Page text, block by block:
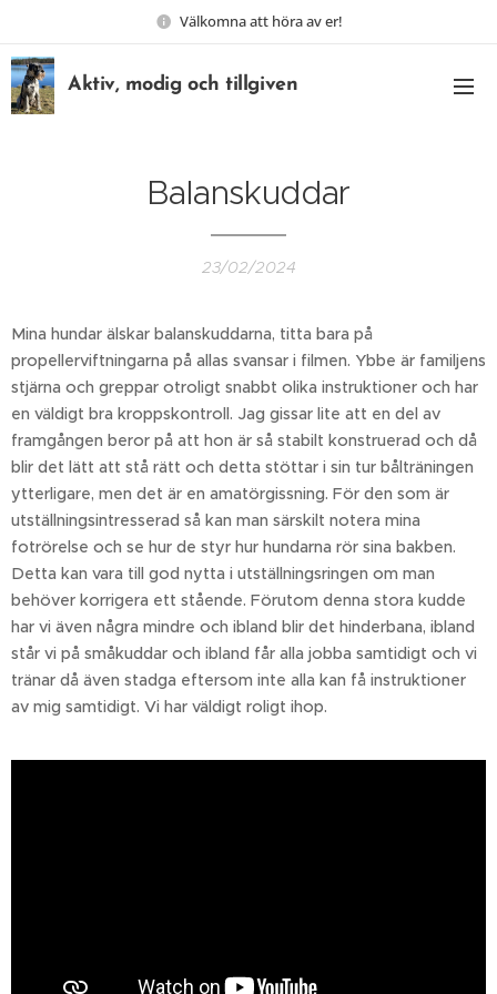
Välkomna att höra av er!
Aktiv, modig och tillgiven
Balanskuddar
23/02/2024
Mina hundar älskar balanskuddarna, titta bara på
propellerviftningarna på allas svansar i filmen. Ybbe är familjens
stjärna och greppar otroligt snabbt olika instruktioner och har
en väldigt bra kroppskontroll. Jag gissar lite att en del av
framgången beror på att hon är så stabilt konstruerad och då
blir det lätt att stå rätt och detta stöttar i sin tur bålträningen
ytterligare, men det är en amatörgissning. För den som är
utställningsintresserad så kan man särskilt notera mina
fotrörelse och se hur de styr hur hundarna rör sina bakben.
Detta kan vara till god nytta i utställningsringen om man
behöver korrigera ett stående. Förutom denna stora kudde
har vi även några mindre och ibland blir det hinderbana, ibland
står vi på småkuddar och ibland får alla jobba samtidigt och vi
tränar då även stadga eftersom inte alla kan få instruktioner
av mig samtidigt. Vi har väldigt roligt ihop.